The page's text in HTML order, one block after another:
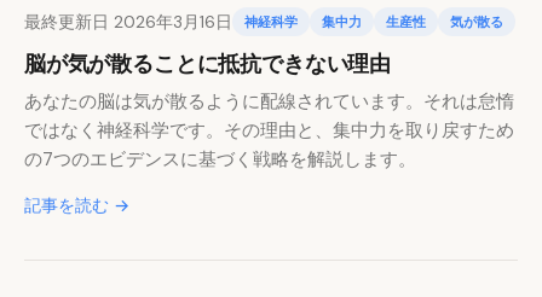
最終更新日 2026年3月16日 神経科学 集中力 生産性 気が散る
脳が気が散ることに抵抗できない理由
あなたの脳は気が散るように配線されています。それは怠惰
ではなく神経科学です。その理由と、集中力を取り戻すため
の7つのエビデンスに基づく戦略を解説します。
記事を読む →